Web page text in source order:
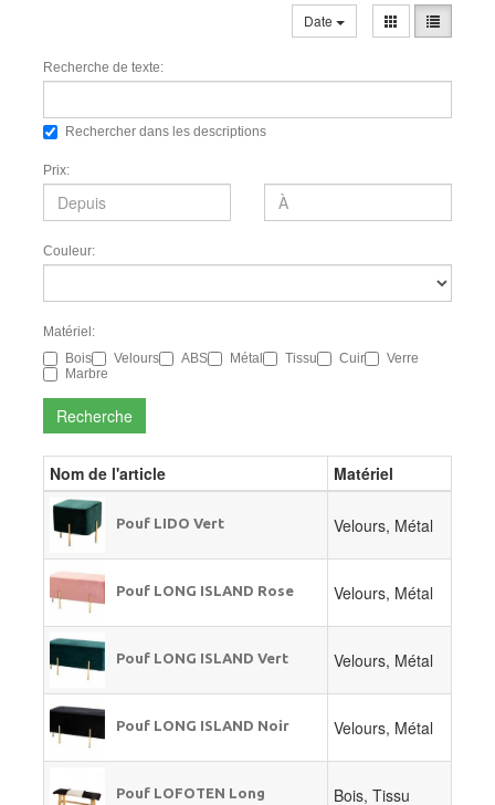
Date
Recherche de texte:
Rechercher dans les descriptions
Prix:
Couleur:
Matériel:
Bois
Velours ABS Métal Tissu Cuir
Verre
Marbre
Recherche
Nom de l'article Matériel
Pouf LIDO Vert Velours, Métal
Pouf LONG ISLAND Rose Velours, Métal
Pouf LONG ISLAND Vert Velours, Métal
Pouf LONG ISLAND Noir Velours, Métal
Pouf LOFOTEN Long Bois, Tissu